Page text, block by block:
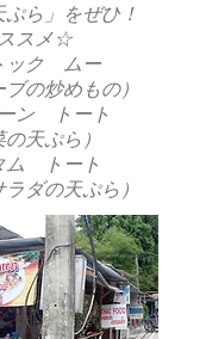
ぷら」をぜひ！
スメ☆
ック ムー
ブの炒めもの）
ーン トート
の天ぷら）
ム トート
ラダの天ぷら）